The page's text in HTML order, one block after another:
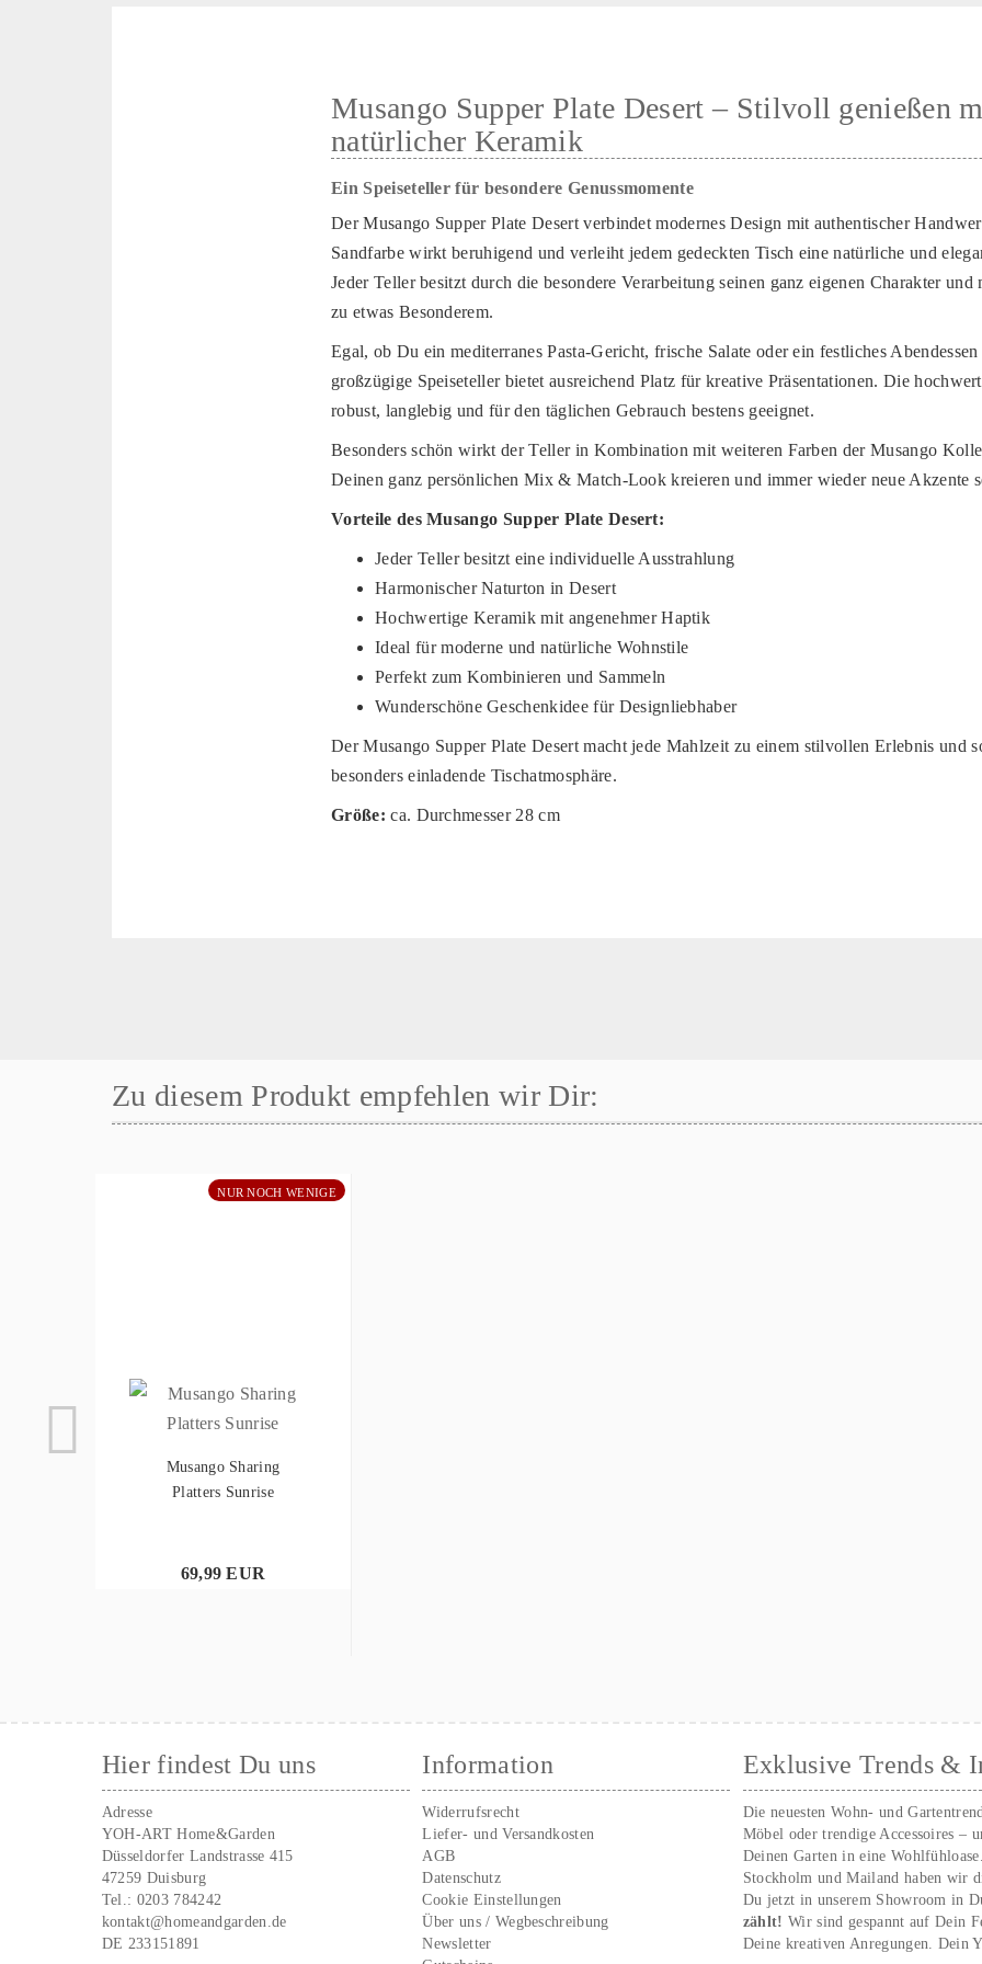
Musango Supper Plate Desert – Stilvoll genießen
natürlicher Keramik
Ein Speiseteller für besondere Genussmomente
Der Musango Supper Plate Desert verbindet modernes Design mit authentischer
Sandfarbe wirkt beruhigend und verleiht jedem gedeckten Tisch eine natürliche und
Jeder Teller besitzt durch die besondere Verarbeitung seinen ganz eigenen Charakter
zu etwas Besonderem.
Egal, ob Du ein mediterranes Pasta-Gericht, frische Salate oder ein festliches
großzügige Speiseteller bietet ausreichend Platz für kreative Präsentationen. Die
robust, langlebig und für den täglichen Gebrauch bestens geeignet.
Besonders schön wirkt der Teller in Kombination mit weiteren Farben der Musango
Deinen ganz persönlichen Mix & Match-Look kreieren und immer wieder neue Akzente
Vorteile des Musango Supper Plate Desert:
Jeder Teller besitzt eine individuelle Ausstrahlung
Harmonischer Naturton in Desert
Hochwertige Keramik mit angenehmer Haptik
Ideal für moderne und natürliche Wohnstile
Perfekt zum Kombinieren und Sammeln
Wunderschöne Geschenkidee für Designliebhaber
Der Musango Supper Plate Desert macht jede Mahlzeit zu einem stilvollen Erlebnis und
besonders einladende Tischatmosphäre.
Größe: ca. Durchmesser 28 cm
Zu diesem Produkt empfehlen wir Dir:
NUR NOCH WENIGE
Musango Sharing
Platters Sunrise
69,99 EUR
Hier findest Du uns
Adresse
YOH-ART Home&Garden
Düsseldorfer Landstrasse 415
47259 Duisburg
Tel.: 0203 784242
kontakt@homeandgarden.de
DE 233151891
Information
Widerrufsrecht
Liefer- und Versandkosten
AGB
Datenschutz
Cookie Einstellungen
Über uns / Wegbeschreibung
Newsletter
Exklusive Trends &
Die neuesten Wohn- und
Möbel oder trendige Accessoires –
Deinen Garten in eine
Stockholm und Mailand haben wir
Du jetzt in unserem Showroom in
zählt!Wir sind gespannt auf Dein
Deine kreativen Anregungen. Dein